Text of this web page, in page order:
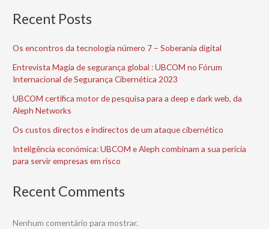
Recent Posts
Os encontros da tecnologia número 7 – Soberania digital
Entrevista Magia de segurança global : UBCOM no Fórum
Internacional de Segurança Cibernética 2023
UBCOM certifica motor de pesquisa para a deep e dark web, da
Aleph Networks
Os custos directos e indirectos de um ataque cibernético
Inteligência económica: UBCOM e Aleph combinam a sua perícia
para servir empresas em risco
Recent Comments
Nenhum comentário para mostrar.